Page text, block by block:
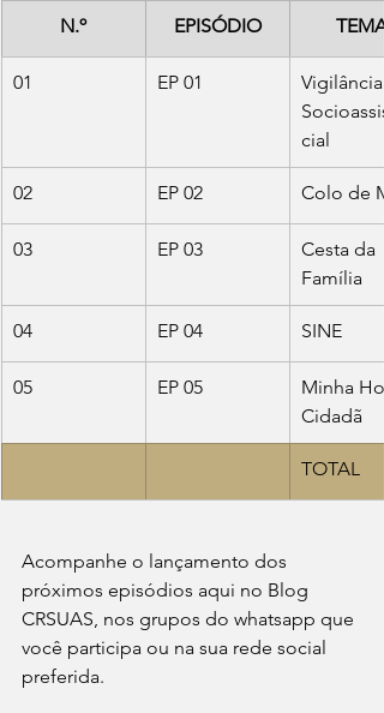
N.º EPISÓDIO TEMA
01 EP 01
Vigilância
cial
02 EP 02 Colo de
03 EP 03
Cesta da
Família
04 EP 04 SINE
05 EP 05
Minha
Cidadã
TOTAL
Acompanhe o lançamento dos
próximos episódios aqui no Blog
CRSUAS, nos grupos do whatsapp que
você participa ou na sua rede social
preferida.